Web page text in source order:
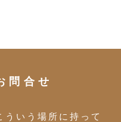
問合せ
ういう場所に持って